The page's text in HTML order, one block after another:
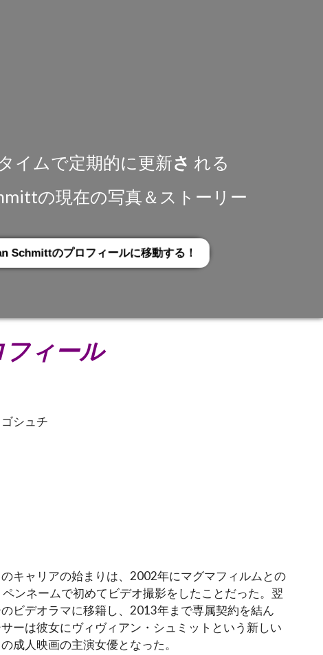
イムで定期的に更新さ れる
の現在の写真＆ストーリー
Schmittのプロフィールに移動する！
ィール
シュチ
キャリアの始まりは、2002年にマグマフィルムとの
ンネームで初めてビデオ撮影をしたことだった。翌
ビデオラマに移籍し、2013年まで専属契約を結ん
ーは彼女にヴィヴィアン・シュミットという新しい
成人映画の主演女優となった。